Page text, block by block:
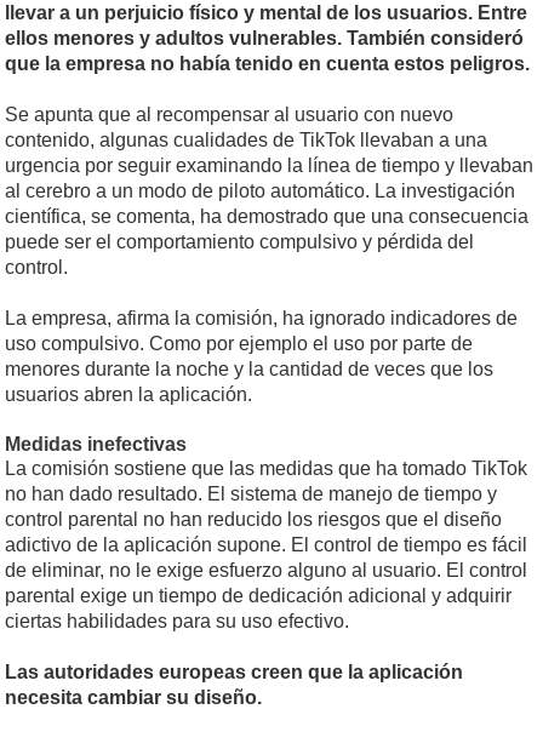
llevar a un perjuicio físico y mental de los usuarios. Entre
ellos menores y adultos vulnerables. También consideró
que la empresa no había tenido en cuenta estos peligros.
Se apunta que al recompensar al usuario con nuevo
contenido, algunas cualidades de TikTok llevaban a una
urgencia por seguir examinando la línea de tiempo y llevaban
al cerebro a un modo de piloto automático. La investigación
científica, se comenta, ha demostrado que una consecuencia
puede ser el comportamiento compulsivo y pérdida del
control.
La empresa, afirma la comisión, ha ignorado indicadores de
uso compulsivo. Como por ejemplo el uso por parte de
menores durante la noche y la cantidad de veces que los
usuarios abren la aplicación.
Medidas inefectivas
La comisión sostiene que las medidas que ha tomado TikTok
no han dado resultado. El sistema de manejo de tiempo y
control parental no han reducido los riesgos que el diseño
adictivo de la aplicación supone. El control de tiempo es fácil
de eliminar, no le exige esfuerzo alguno al usuario. El control
parental exige un tiempo de dedicación adicional y adquirir
ciertas habilidades para su uso efectivo.
Las autoridades europeas creen que la aplicación
necesita cambiar su diseño.